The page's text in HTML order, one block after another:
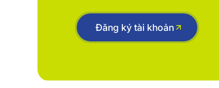
Đăng ký tài khoản